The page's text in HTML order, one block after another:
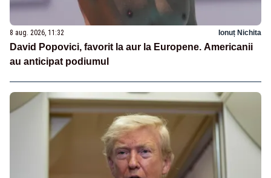
8 aug. 2026, 11:32 Ionuț Nichita
David Popovici, favorit la aur la Europene. Americanii
au anticipat podiumul